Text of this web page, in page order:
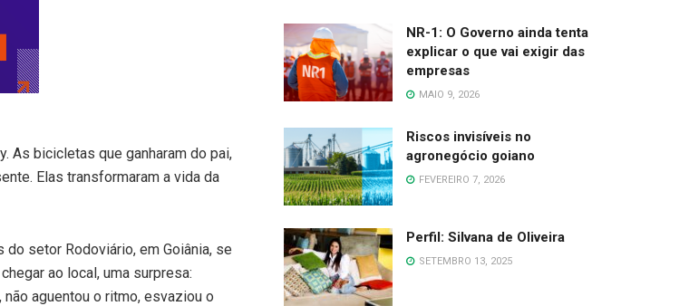
As bicicletas que ganharam do pai,
Elas transformaram a vida da
setor Rodoviário, em Goiânia, se
ao local, uma surpresa:
aguentou o ritmo, esvaziou o
NR-1: O Governo ainda tenta
explicar o que vai exigir das
empresas
MAIO 9, 2026
Riscos invisíveis no
agronegócio goiano
FEVEREIRO 7, 2026
Perfil: Silvana de Oliveira
SETEMBRO 13, 2025